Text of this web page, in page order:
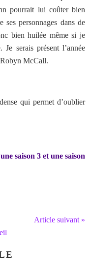
pourrait lui coûter bien
personnages dans de
bien huilée même si je
serais présent l’année
Robyn McCall.
qui permet d’oublier
saison 3 et une saison
Article suivant »